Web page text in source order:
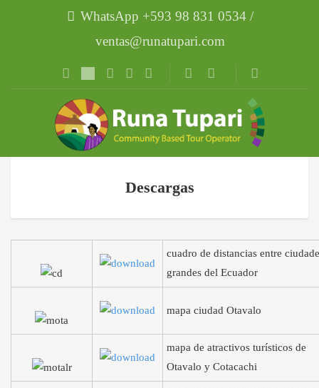
WhatsApp +593 98 831 0534 /
ventas@runatupari.com
Descargas
cuadro de distancias entre
grandes del Ecuador
mapa ciudad Otavalo
mapa de atractivos turísticos de
Otavalo y Cotacachi